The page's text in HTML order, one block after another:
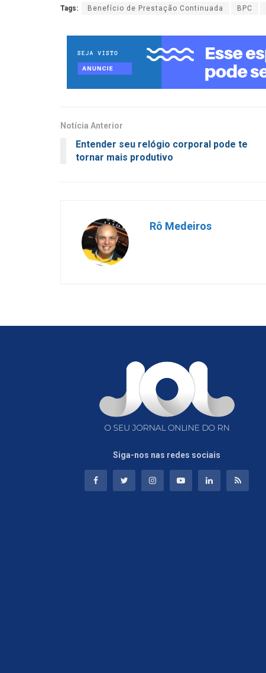
Tags: Benefício de Prestação Continuada BPC
Notícia Anterior
Entender seu relógio corporal pode te
tornar mais produtivo
Rô Medeiros
Siga-nos nas redes sociais